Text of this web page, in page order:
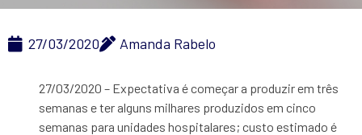
27/03/2020 Amanda Rabelo
27/03/2020 – Expectativa é começar a produzir em três
semanas e ter alguns milhares produzidos em cinco
semanas para unidades hospitalares; custo estimado é